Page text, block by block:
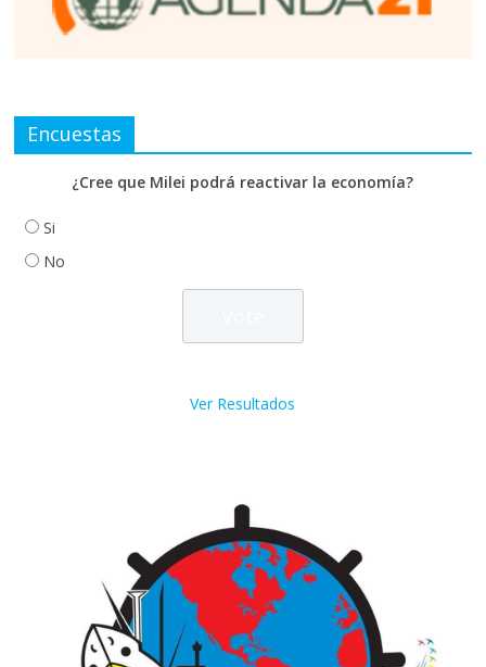
Encuestas
¿Cree que Milei podrá reactivar la economía?
Si
No
Ver Resultados